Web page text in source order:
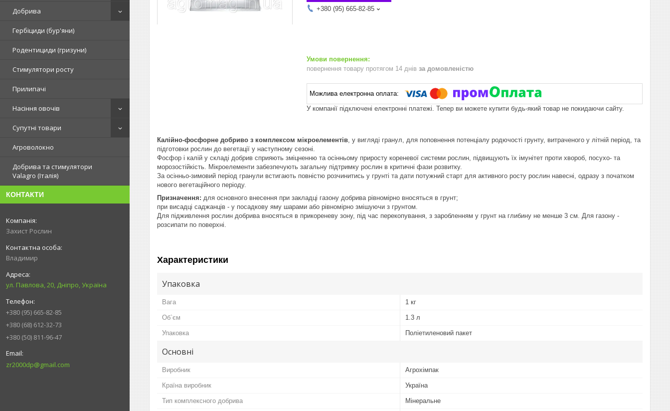
Добрива
Гербіциди (бур'яни)
Родентициди (гризуни)
Стимулятори росту
Прилипачі
Насіння овочів
Супутні товари
Агроволокно
Добрива та стимулятори
Valagro (Італія)
КОНТАКТИ
Захист Рослин
Владимир
ул. Павлова, 20, Дніпро, Україна
+380 (95) 665-82-85
+380 (68) 612-32-73
+380 (50) 811-96-47
zr2000dp@gmail.com
+380 (95) 665-82-85
повернення товару протягом 14 днів за домовленістю
У компанії підключені електронні платежі. Тепер ви можете купити будь-який товар не покидаючи сайту.
Калійно-фосфорне добриво з комплексом мікроелементів , у вигляді гранул, для поповнення потенціалу родючості грунту, витраченого у літній період, та
підготовки рослин до вегетації у наступному сезоні.
Фосфор і калій у складі добрив сприяють зміцненню та осінньому приросту кореневої системи рослин, підвищують їх імунітет проти хвороб, посухо- та
морозостійкість. Мікроелементи забезпечують загальну підтримку рослин в критичні фази розвитку.
За осінньо-зимовий період гранули встигають повністю розчинитись у грунті та дати потужний старт для активного росту рослин навесні, одразу з початком
нового вегетаційного періоду.
Призначення: для основного внесення при закладці газону добрива рівномірно вносяться в грунт;
при висадці саджанців - у посадкову яму шарами або рівномірно змішуючи з грунтом.
Для підживлення рослин добрива вносяться в прикореневу зону, під час перекопування, з заробленням у грунт на глибину не менше 3 см. Для газону -
розсипати по поверхні.
Характеристики
Упаковка
Вага 1 кг
Об`єм 1.3 л
Упаковка Поліетиленовий пакет
Основні
Виробник Агрохімпак
Країна виробник Україна
Тип комплексного добрива Мінеральне